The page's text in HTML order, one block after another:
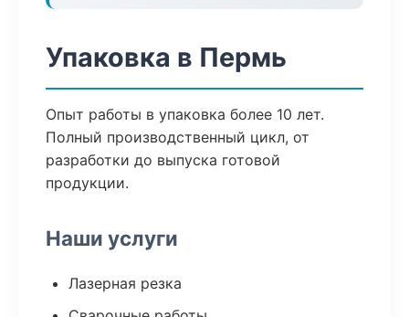
Упаковка в Пермь
Опыт работы в упаковка более 10 лет.
Полный производственный цикл, от
разработки до выпуска готовой
продукции.
Наши услуги
Лазерная резка